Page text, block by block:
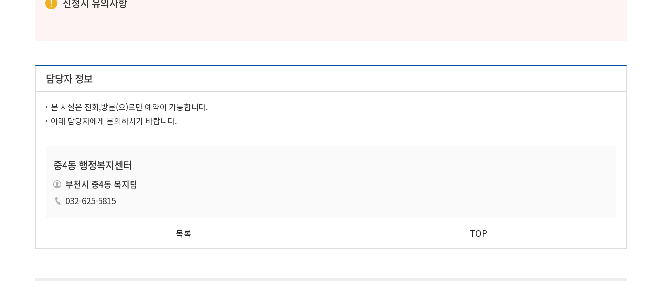
신청시 유의사항
담당자 정보
본 시설은 전화,방문(으)로만 예약이 가능합니다.
아래 담당자에게 문의하시기 바랍니다.
중4동 행정복지센터
부천시 중4동 복지팀
032-625-5815
목록 TOP